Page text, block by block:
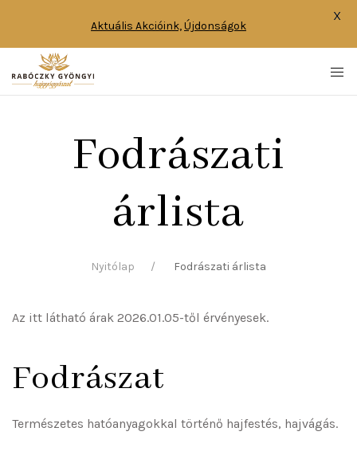
Fodrászati
árlista
Nyitólap Fodrászati árlista
Az itt látható árak 2026.01.05-től érvényesek.
Fodrászat
Természetes hatóanyagokkal történő hajfestés, hajvágás.
Aktuális Akcióink,Újdonságok
X